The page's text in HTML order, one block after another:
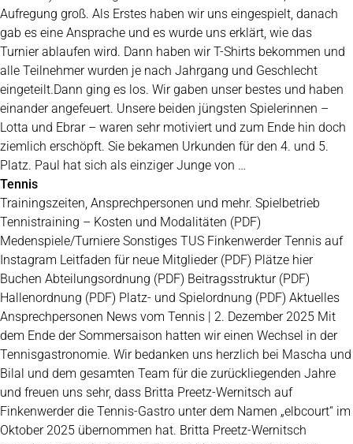
Aufregung groß. Als Erstes haben wir uns eingespielt, danach
gab es eine Ansprache und es wurde uns erklärt, wie das
Turnier ablaufen wird. Dann haben wir T-Shirts bekommen und
alle Teilnehmer wurden je nach Jahrgang und Geschlecht
eingeteilt.Dann ging es los. Wir gaben unser bestes und haben
einander angefeuert. Unsere beiden jüngsten Spielerinnen –
Lotta und Ebrar – waren sehr motiviert und zum Ende hin doch
ziemlich erschöpft. Sie bekamen Urkunden für den 4. und 5.
Platz. Paul hat sich als einziger Junge von …
Tennis
Trainingszeiten, Ansprechpersonen und mehr. Spielbetrieb
Tennistraining – Kosten und Modalitäten (PDF)
Medenspiele/Turniere Sonstiges TUS Finkenwerder Tennis auf
Instagram Leitfaden für neue Mitglieder (PDF) Plätze hier
Buchen Abteilungsordnung (PDF) Beitragsstruktur (PDF)
Hallenordnung (PDF) Platz- und Spielordnung (PDF) Aktuelles
Ansprechpersonen News vom Tennis | 2. Dezember 2025 Mit
dem Ende der Sommersaison hatten wir einen Wechsel in der
Tennisgastronomie. Wir bedanken uns herzlich bei Mascha und
Bilal und dem gesamten Team für die zurückliegenden Jahre
und freuen uns sehr, dass Britta Preetz-Wernitsch auf
Finkenwerder die Tennis-Gastro unter dem Namen „elbcourt“ im
Oktober 2025 übernommen hat. Britta Preetz-Wernitsch